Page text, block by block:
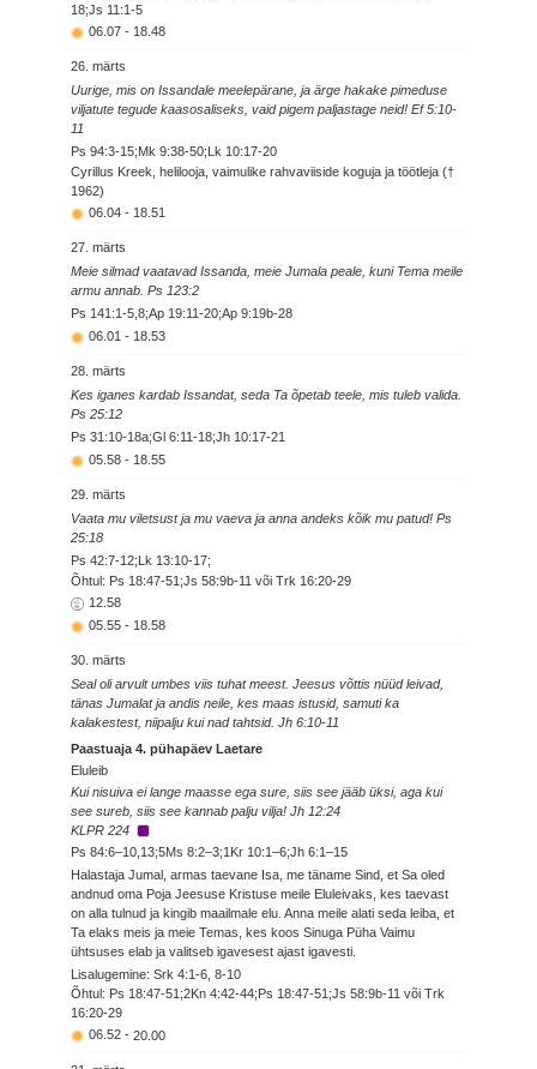
18;Js 11:1-5
06.07 - 18.48
26. märts
Uurige, mis on Issandale meelepärane, ja ärge hakake pimeduse
viljatute tegude kaasosaliseks, vaid pigem paljastage neid! Ef 5:10-
11
Ps 94:3-15;Mk 9:38-50;Lk 10:17-20
Cyrillus Kreek, helilooja, vaimulike rahvaviiside koguja ja töötleja (†
1962)
06.04 - 18.51
27. märts
Meie silmad vaatavad Issanda, meie Jumala peale, kuni Tema meile
armu annab. Ps 123:2
Ps 141:1-5,8;Ap 19:11-20;Ap 9:19b-28
06.01 - 18.53
28. märts
Kes iganes kardab Issandat, seda Ta õpetab teele, mis tuleb valida.
Ps 25:12
Ps 31:10-18a;Gl 6:11-18;Jh 10:17-21
05.58 - 18.55
29. märts
Vaata mu viletsust ja mu vaeva ja anna andeks kõik mu patud! Ps
25:18
Ps 42:7-12;Lk 13:10-17;
Õhtul: Ps 18:47-51;Js 58:9b-11 või Trk 16:20-29
12.58
05.55 - 18.58
30. märts
Seal oli arvult umbes viis tuhat meest. Jeesus võttis nüüd leivad,
tänas Jumalat ja andis neile, kes maas istusid, samuti ka
kalakestest, niipalju kui nad tahtsid. Jh 6:10-11
Paastuaja 4. pühapäev Laetare
Eluleib
Kui nisuiva ei lange maasse ega sure, siis see jääb üksi, aga kui
see sureb, siis see kannab palju vilja! Jh 12:24
KLPR 224
Ps 84:6–10,13;5Ms 8:2–3;1Kr 10:1–6;Jh 6:1–15
Halastaja Jumal, armas taevane Isa, me täname Sind, et Sa oled
andnud oma Poja Jeesuse Kristuse meile Eluleivaks, kes taevast
on alla tulnud ja kingib maailmale elu. Anna meile alati seda leiba, et
Ta elaks meis ja meie Temas, kes koos Sinuga Püha Vaimu
ühtsuses elab ja valitseb igavesest ajast igavesti.
Lisalugemine: Srk 4:1-6, 8-10
Õhtul: Ps 18:47-51;2Kn 4:42-44;Ps 18:47-51;Js 58:9b-11 või Trk
16:20-29
06.52 - 20.00